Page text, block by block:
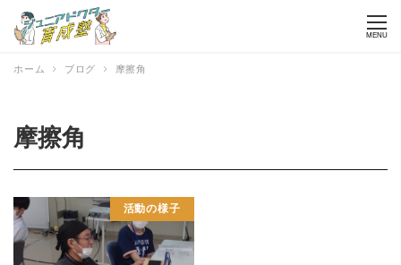
MENU
ホーム ブログ 摩擦角
摩擦角
活動の様子